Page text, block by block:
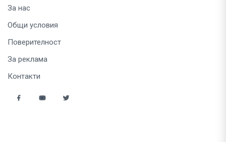
За нас
Общи условия
Поверителност
За реклама
Контакти